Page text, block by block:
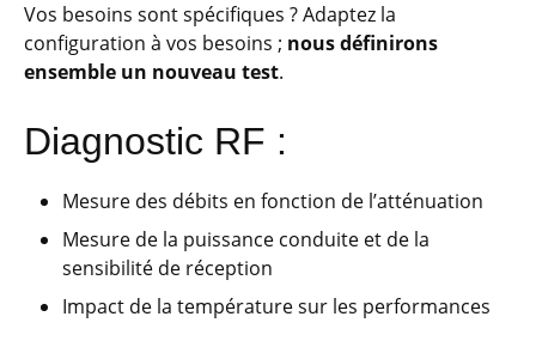
Vos besoins sont spécifiques ? Adaptez la
configuration à vos besoins ; nous définirons
ensemble un nouveau test.
Diagnostic RF :
Mesure des débits en fonction de l’atténuation
Mesure de la puissance conduite et de la
sensibilité de réception
Impact de la température sur les performances